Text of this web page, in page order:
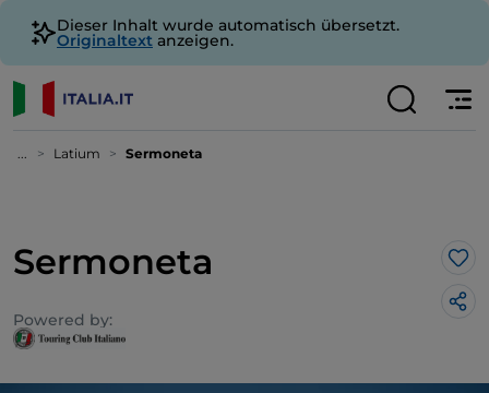
Dieser Inhalt wurde automatisch übersetzt.
Originaltext anzeigen.
... Latium Sermoneta
Sermoneta
Powered by: